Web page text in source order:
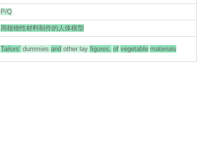
P/Q
用植物性材料制作的人体模型
Tailors’ dummies and other lay figures, of vegetable materials